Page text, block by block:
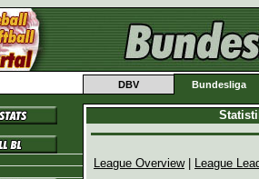
DBV Bundesliga
League Overview| League